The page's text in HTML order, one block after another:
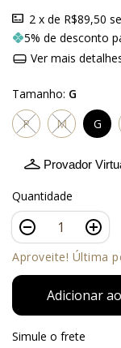
2 x de R$89,50
5% de desconto
Ver mais
Tamanho: G
P
M G
Provador
Quantidade
Aproveite! Última
Simule o frete